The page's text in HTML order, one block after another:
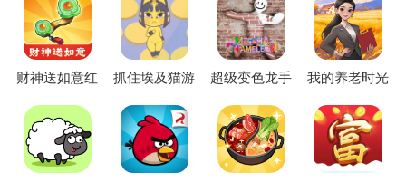
全部放置在了本站的合集当中，如果你想要
财神送如意红
抓住埃及猫游
(Neko Touch)
超级变色龙手
我的养老时光